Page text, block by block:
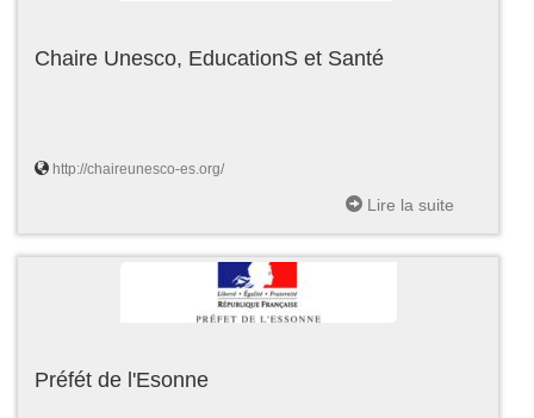
Chaire Unesco, EducationS et Santé
http://chaireunesco-es.org/
Lire la suite
Préfét de l'Esonne